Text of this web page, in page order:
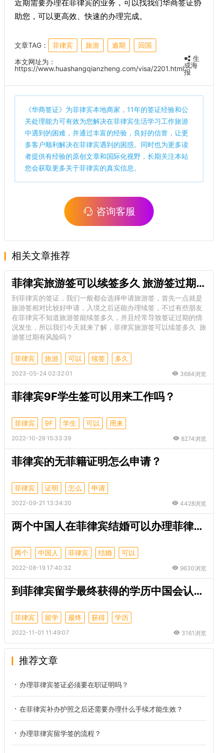
近期需要办理在菲律宾的业务，可以找我们华商签证协
助您，可以更高效、快速的办理完成。
文章TAG： 菲律宾 旅游 逾期
回国
本文网址为：
https://www.huashangqianzheng.com/visa/2201.html
生
成海
报
《华商签证》为菲律宾本地商家，11年的签证经验和公
关处理能力可有效为您解决在菲律宾生活学习工作旅游
中遇到的困难，并通过丰富的经验，良好的信誉，让更
多客户顺利解决在菲律宾遇到的困惑。同时也为更多读
者提供有经验的原创文章和国际化视野，长期关注本站
您会获取更多关于菲律宾的真实信息。
咨询客服
相关文章推荐
菲律宾旅游签可以续签多久 旅游签过期有风险吗
到菲律宾的签证，我们一般都会选择申请旅游签，首先一点就是
旅游签相对比较好申请，入境之后还能办理续签，不过有些朋友
在菲律宾不知道旅游签能续签多久，并且经常导致签证过期的情
况发生，所以我们今天就来了解，菲律宾旅游签可以续签多久 旅
游签过期有风险吗？
菲律宾 旅游 可以 续签 多久
2023-05-24 02:32:01 3684浏览
菲律宾9F学生签可以用来工作吗？
菲律宾 9F 学生 可以 用来
2022-10-29 15:33:39 8274浏览
菲律宾的无菲籍证明怎么申请？
菲律宾 证明 怎么 申请
2022-09-21 13:34:20 4428浏览
两个中国人在菲律宾结婚可以办理菲律宾的13A婚签吗？
两个 中国人 菲律宾 结婚 可以
2022-08-19 17:40:32 9630浏览
到菲律宾留学最终获得的学历中国会认可吗？
菲律宾 留学 最终 获得 学历
2022-11-01 11:49:07 3161浏览
推荐文章
办理菲律宾签证必须要在职证明吗？
在菲律宾补办护照之后还需要办理什么手续才能生效？
办理菲律宾留学签的流程？